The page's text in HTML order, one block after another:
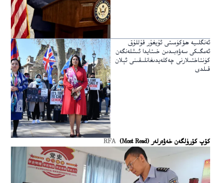
ئەنگلىيە ھۆكۈمىتى ئۇيغۇر قۇللۇق
ئەمگىكى سەۋەبىدىن خىتايدا ئىشلەنگەن
كۈنتاختىلارنى چەكلەيدىغانلىقىنى ئېلان
قىلدى
كۆپ كۆرۈلگەن خەۋەرلەر (Most Read) RFA